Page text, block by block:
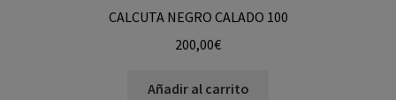
CALCUTA NEGRO CALADO 100
200,00€
Añadir al carrito